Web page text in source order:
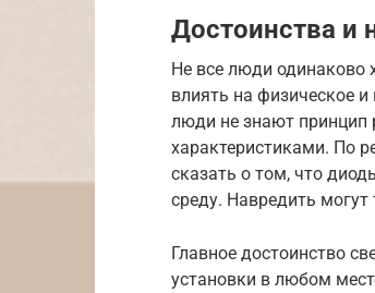
Достоинства и
Не все люди одинаково
влиять на физическое и
люди не знают принцип
характеристиками. По
сказать о том, что
среду. Навредить
Главное достоинство
установки в любом